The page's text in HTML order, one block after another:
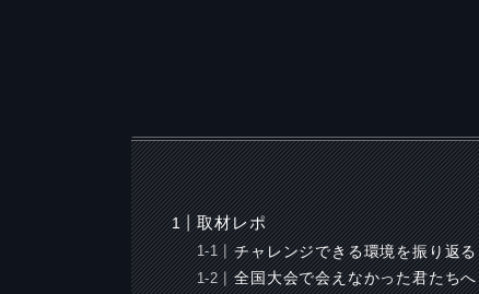
取材レポ
チャレンジできる環境を振り返る
全国大会で会えなかった君たちへ